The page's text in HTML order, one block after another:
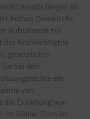
bereits länger als
Hohen Domkirche
Aufnahmen zur
der beabsichtigten
gesetzlicher
bei den
ein.
von
die Erstellung von
im Kölner Dom ist